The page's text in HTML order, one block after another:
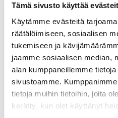
Tämä sivusto käyttää
Käytämme evästeitä
räätälöimiseen, sosiaalisen
tukemiseen ja
jaamme sosiaalisen median,
alan kumppaneillemme
sivustoamme.
tietoja muihin tietoihin, joita
kerätty, kun olet käyttänyt
Pyydä tarjous!
Oletko kiinnostunut
Täytä oheinen lomake ja
Olemme sinuun yhteydessä